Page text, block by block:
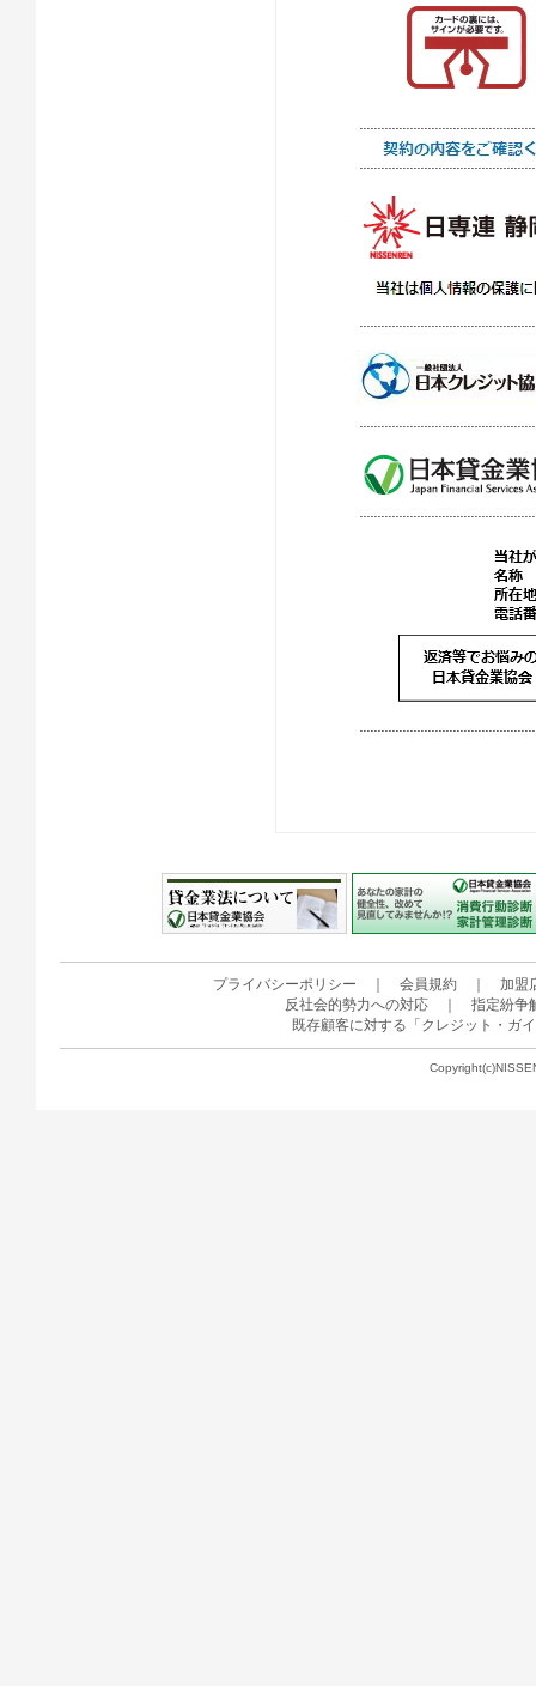
プライバシーポリシー 会員規約
加盟
反社会的勢力への対応
指定紛争
既存顧客に対する「クレジット・ガ